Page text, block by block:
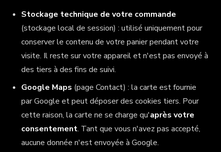
Stockage technique de votre commande
(stockage local de session) : utilisé uniquement pour
conserver le contenu de votre panier pendant votre
visite. Il reste sur votre appareil et n'est pas envoyé à
des tiers à des fins de suivi.
Google Maps (page Contact) : la carte est fournie
par Google et peut déposer des cookies tiers. Pour
cette raison, la carte ne se charge qu'après votre
consentement. Tant que vous n'avez pas accepté,
aucune donnée n'est envoyée à Google.